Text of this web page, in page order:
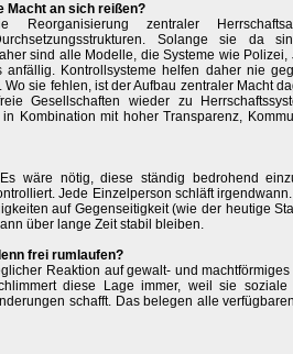
Macht an sich reißen?
zentraler
Solange sie da
sind alle Modelle, die Systeme wie
anfällig. Kontrollsysteme helfen daher nie
sie fehlen, ist der Aufbau zentraler Macht
Gesellschaften wieder zu
Kombination mit hoher Transparenz,
wäre nötig, diese ständig bedrohend
Jede Einzelperson schläft
auf Gegenseitigkeit (wie der heutige
über lange Zeit stabil bleiben.
frei rumlaufen?
Reaktion auf gewalt- und
diese Lage immer, weil sie
schafft. Das belegen alle